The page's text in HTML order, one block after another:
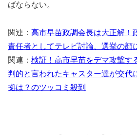
ばならない。
関連： 高市早苗政調会長は大正解！
責任者としてテレビ討論、選挙の顔
関連： 検証！高市早苗をデマ攻撃す
判的と言われたキャスター達が交
拠は？のツッコミ殺到